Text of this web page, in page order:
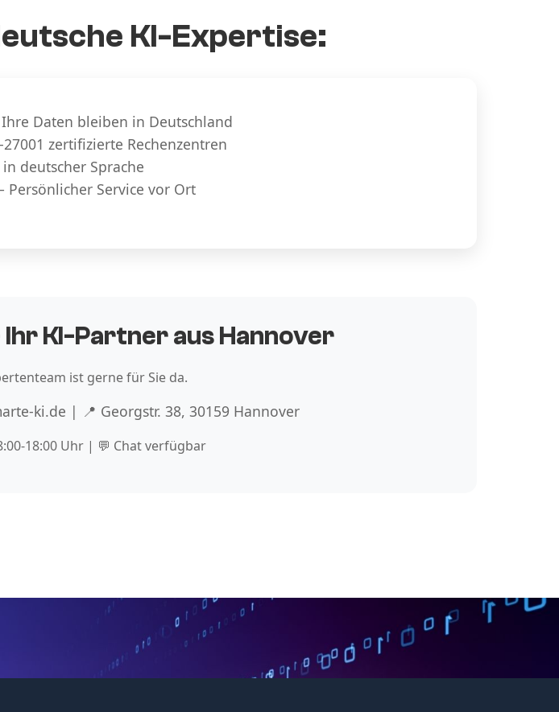
KI-Expertise:
Daten bleiben in Deutschland
27001 zertifizierte Rechenzentren
in deutscher Sprache
Persönlicher Service vor Ort
KI-Partner aus Hannover
ist gerne für Sie da.
ki.de | 📍 Georgstr. 38, 30159 Hannover
18:00 Uhr | 💬 Chat verfügbar